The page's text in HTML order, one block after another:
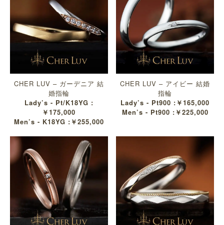
CHER LUV – ガーデニア 結
婚指輪
Lady’s - Pt/K18YG :
￥175,000
Men’s - K18YG :￥255,000
CHER LUV – アイビー 結婚
指輪
Lady’s - Pt900 :￥165,000
Men’s - Pt900 :￥225,000